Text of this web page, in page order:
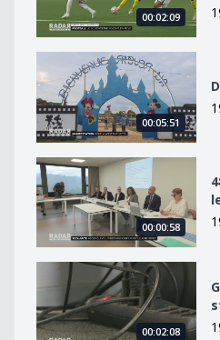
00:02:09
Disneyland en Veveyse
00:05:51
48&#039;000 enfants
00:00:58
Groupe E présente sa
00:02:08